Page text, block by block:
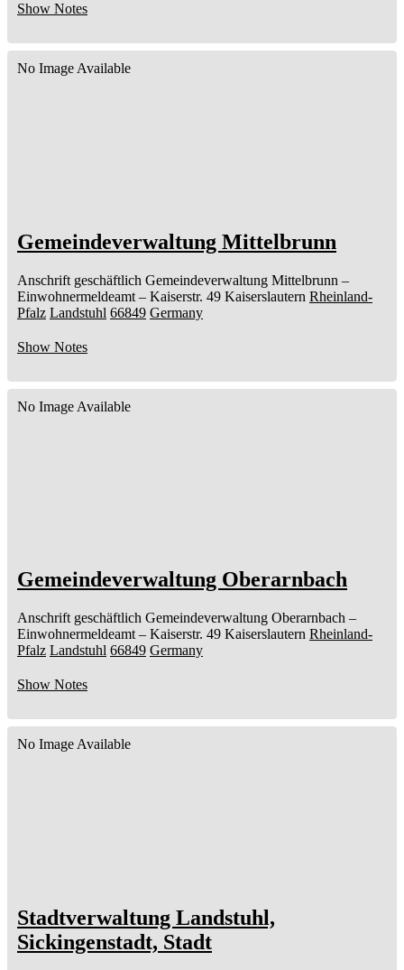
Show Notes
No Image Available
Gemeindeverwaltung Mittelbrunn
Anschrift geschäftlich Gemeindeverwaltung Mittelbrunn –
Einwohnermeldeamt – Kaiserstr. 49 Kaiserslautern Rheinland-
Pfalz Landstuhl 66849 Germany
Show Notes
No Image Available
Gemeindeverwaltung Oberarnbach
Anschrift geschäftlich Gemeindeverwaltung Oberarnbach –
Einwohnermeldeamt – Kaiserstr. 49 Kaiserslautern Rheinland-
Pfalz Landstuhl 66849 Germany
Show Notes
No Image Available
Stadtverwaltung Landstuhl,
Sickingenstadt, Stadt